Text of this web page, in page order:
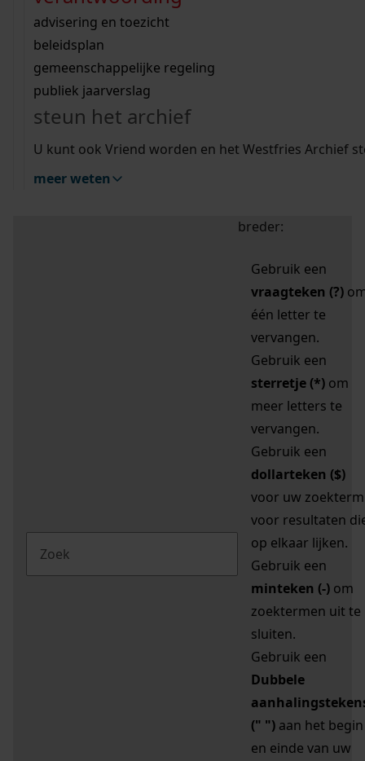
bouwvergunningen
omgevingsvergunningen
vergunningen
beeld en geluid
uitleg nodig?
Wij helpen u op weg met een aantal zoektips.
bekijk alle zoektips
Wij helpen u op weg met een aantal zoektips.
bekijk alle zoektips
bekijk ons geschiedenislokaal
advisering en toezicht
beleidsplan
gemeenschappelijke regeling
publiek jaarverslag
steun het archief
U kunt ook Vriend worden en het Westfries Archief
meer weten
zoektips
Mijn Studiezaal (inloggen)
uw zoekopdracht te
breder:
Gebruik een
vraagteken (?)
één letter te
vervangen.
Gebruik een
sterretje (*) om
meer letters te
vervangen.
Gebruik een
dollarteken ($)
voor uw zoekterm
voor resultaten
op elkaar lijken.
Gebruik een
minteken (-) om
zoektermen uit te
sluiten.
Gebruik een
Dubbele
(" ") aan het begin
en einde van uw